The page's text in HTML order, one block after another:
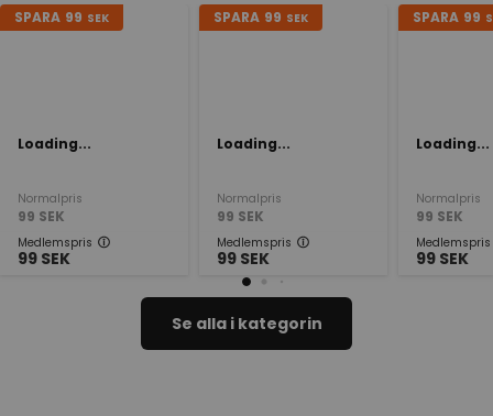
SPARA 99 SEK
Loading...
Normalpris
99 SEK
Medlemspris
99 SEK
SPARA 99 SEK
Loading...
Normalpris
99 SEK
Medlemspris
99 SEK
SPARA 99
Loading...
Normalpris
99 SEK
Medlemspris
99 SEK
Se alla i kategorin